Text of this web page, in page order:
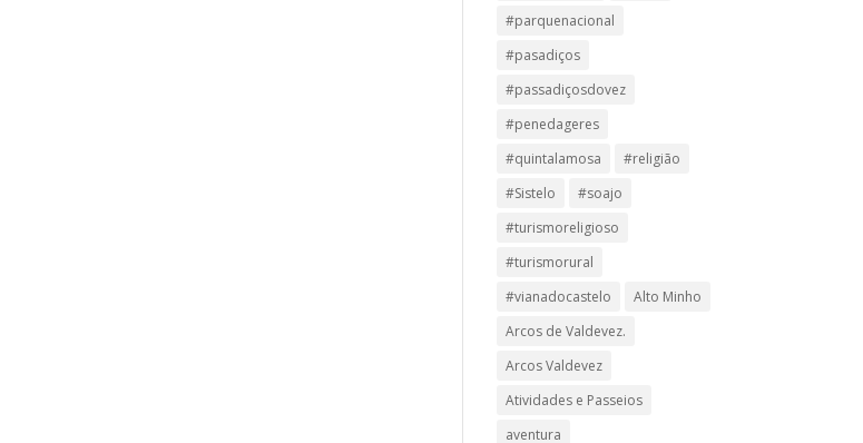
#parquenacional
#pasadiços
#passadiçosdovez
#penedageres
#quintalamosa
#religião
#Sistelo
#soajo
#turismoreligioso
#turismorural
#vianadocastelo
Alto Minho
Arcos de Valdevez.
Arcos Valdevez
Atividades e Passeios
aventura